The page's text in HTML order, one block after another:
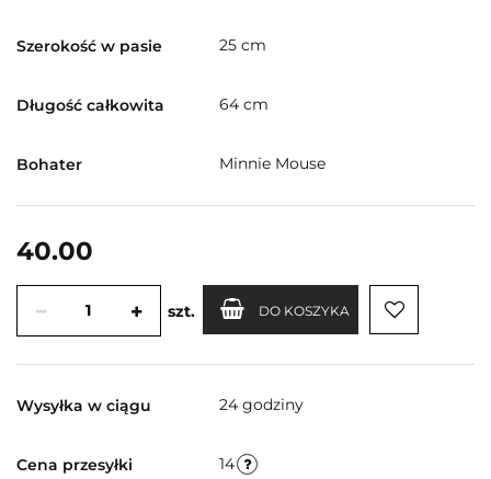
Szerokość w pasie 25 cm
Długość całkowita 64 cm
Bohater Minnie Mouse
40.00
szt. DO KOSZYKA
Wysyłka w ciągu 24 godziny
Cena przesyłki 14